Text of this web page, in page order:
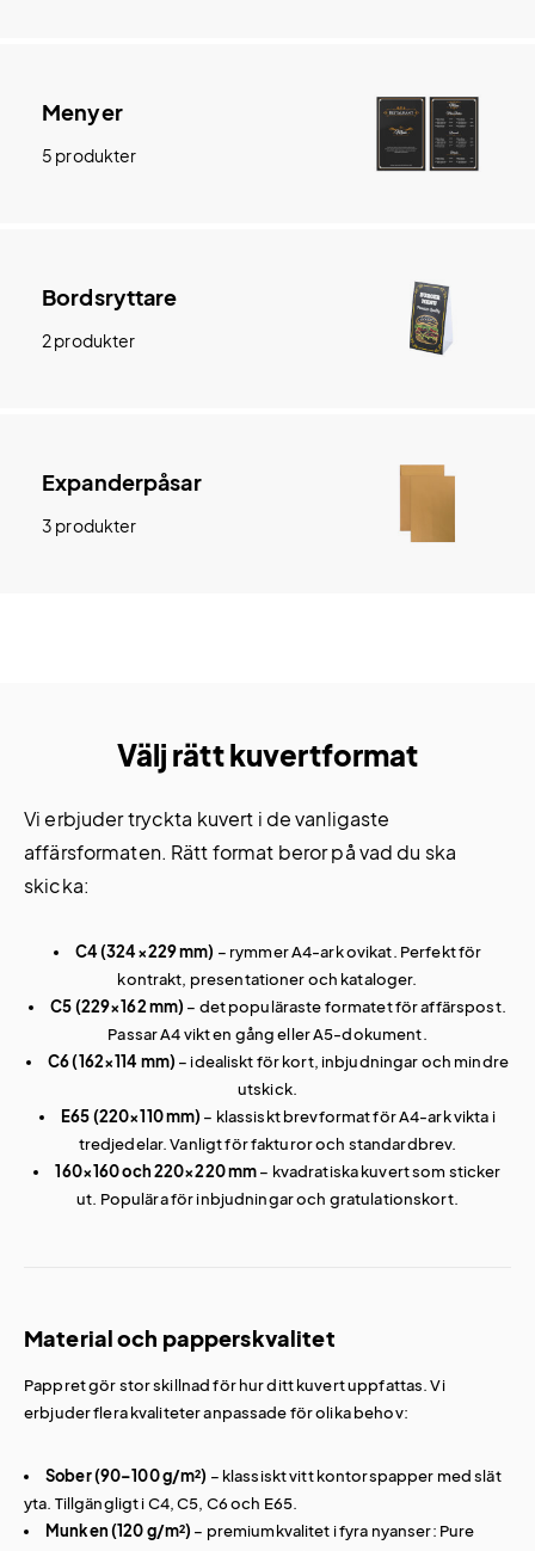
Menyer
5 produkter
Bordsryttare
2 produkter
Expanderpåsar
3 produkter
Välj rätt kuvertformat
Vi erbjuder tryckta kuvert i de vanligaste
affärsformaten. Rätt format beror på vad du ska
skicka:
C4 (324×229 mm) – rymmer A4-ark ovikat. Perfekt för
kontrakt, presentationer och kataloger.
C5 (229×162 mm) – det populäraste formatet för affärspost.
Passar A4 vikt en gång eller A5-dokument.
C6 (162×114 mm) – idealiskt för kort, inbjudningar och mindre
utskick.
E65 (220×110 mm) – klassiskt brevformat för A4-ark vikta i
tredjedelar. Vanligt för fakturor och standardbrev.
160×160 och 220×220 mm– kvadratiska kuvert som sticker
ut. Populära för inbjudningar och gratulationskort.
Material och papperskvalitet
Pappret gör stor skillnad för hur ditt kuvert uppfattas. Vi
erbjuder flera kvaliteter anpassade för olika behov:
Sober (90–100 g/m²) – klassiskt vitt kontorspapper med slät
yta. Tillgängligt i C4, C5, C6 och E65.
Munken (120 g/m²) – premiumkvalitet i fyra nyanser: Pure